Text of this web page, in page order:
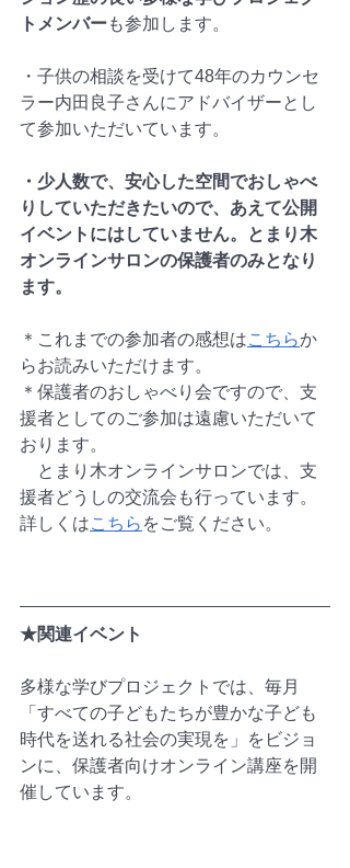
トメンバーも参加します。
・子供の相談を受けて48年のカウンセ
ラー内田良子さんにアドバイザーとし
て参加いただいています。
・少人数で、安心した空間でおしゃべ
りしていただきたいので、あえて公開
イベントにはしていません。とまり木
オンラインサロンの保護者のみとなり
ます。
＊これまでの参加者の感想はこちらか
らお読みいただけます。
＊保護者のおしゃべり会ですので、支
援者としてのご参加は遠慮いただいて
おります。
とまり木オンラインサロンでは、支
援者どうしの交流会も行っています。
詳しくはこちら をご覧ください。
★関連イベント
多様な学びプロジェクトでは、毎月
「すべての子どもたちが豊かな子ども
時代を送れる社会の実現を」をビジョ
ンに、保護者向けオンライン講座を開
催しています。